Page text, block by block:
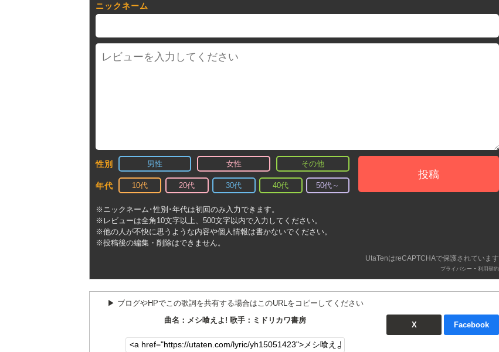
ニックネーム
性別 男性 女性 その他
年代 10代 20代 30代 40代 50代～
投稿
※ニックネーム･性別･年代は初回のみ入力できます。
※レビューは全角10文字以上、500文字以内で入力してください。
※他の人が不快に思うような内容や個人情報は書かないでください。
※投稿後の編集・削除はできません。
UtaTenはreCAPTCHAで保護されています
プライバシー - 利用契約
▶︎ ブログやHPでこの歌詞を共有する場合はこのURLをコピーしてください
曲名：メシ喰えよ! 歌手：ミドリカワ書房
X Facebook